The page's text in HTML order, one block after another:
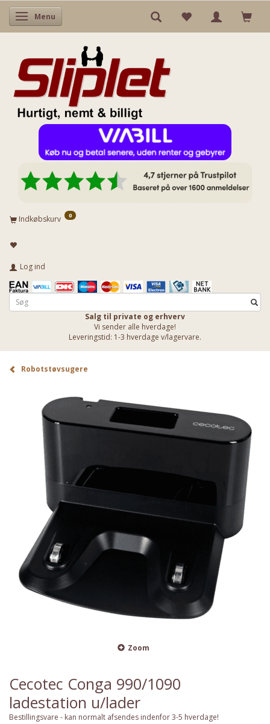
Skifte navigation
Menu
Indkøbskurv 0
Log ind
Salg til private og erhverv
Vi sender alle hverdage!
Leveringstid: 1-3 hverdage v/lagervare.
Robotstøvsugere
Zoom
Cecotec Conga 990/1090
ladestation u/lader
Bestillingsvare - kan normalt afsendes indenfor 3-5 hverdage!